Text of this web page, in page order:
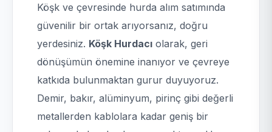
Köşk ve çevresinde hurda alım satımında
güvenilir bir ortak arıyorsanız, doğru
yerdesiniz. Köşk Hurdacı olarak, geri
dönüşümün önemine inanıyor ve çevreye
katkıda bulunmaktan gurur duyuyoruz.
Demir, bakır, alüminyum, pirinç gibi değerli
metallerden kablolara kadar geniş bir